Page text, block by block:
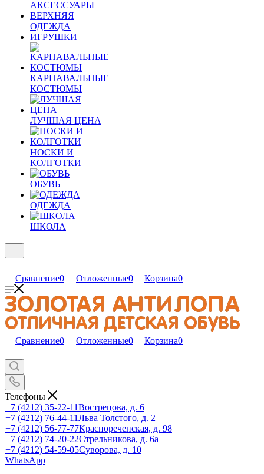
АКСЕССУАРЫ
ВЕРХНЯЯ
ОДЕЖДА
ИГРУШКИ
КАРНАВАЛЬНЫЕ
КОСТЮМЫ
ЛУЧШАЯ ЦЕНА
НОСКИ И
КОЛГОТКИ
ОБУВЬ
ОДЕЖДА
ШКОЛА
Сравнение0 Отложенные0 Корзина0
Сравнение0 Отложенные0 Корзина0
Телефоны
+7 (4212) 35-22-11Вострецова, д. 6
+7 (4212) 76-44-11Льва Толстого, д. 2
+7 (4212) 56-77-77Краснореченская, д. 98
+7 (4212) 74-20-22Стрельникова, д. 6а
+7 (4212) 54-59-05Суворова, д. 10
WhatsApp